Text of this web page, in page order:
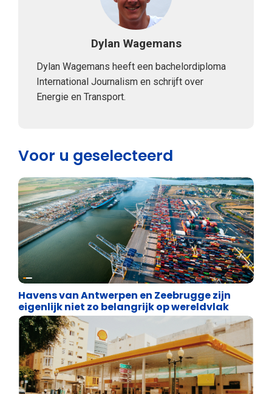
Dylan Wagemans
Dylan Wagemans heeft een bachelordiploma
International Journalism en schrijft over
Energie en Transport.
Voor u geselecteerd
Energie en transport
Havens van Antwerpen en Zeebrugge zijn
eigenlijk niet zo belangrijk op wereldvlak